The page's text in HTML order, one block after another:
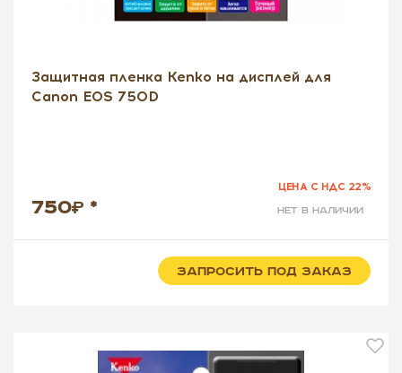
Защитная пленка Kenko на дисплей для
Canon EOS 750D
750 * нет в наличии
ЦЕНА С НДС 22%
ЗАПРОСИТЬ ПОД ЗАКАЗ